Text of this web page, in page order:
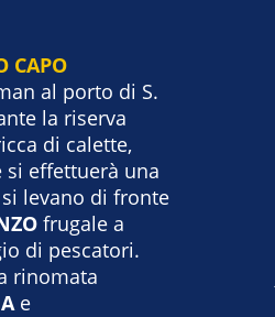
CAPO
al porto di S.
la riserva
di calette,
si effettuerà una
levano di fronte
frugale a
di pescatori.
rinomata
e